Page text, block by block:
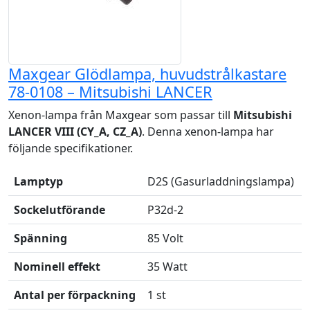
Maxgear Glödlampa, huvudstrålkastare
78-0108 – Mitsubishi LANCER
Xenon-lampa från Maxgear som passar till Mitsubishi
LANCER VIII (CY_A, CZ_A). Denna xenon-lampa har
följande specifikationer.
Lamptyp
D2S (Gasurladdningslampa)
Sockelutförande
P32d-2
Spänning
85 Volt
Nominell effekt
35 Watt
Antal per förpackning
1 st